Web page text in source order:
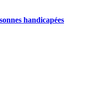
handicapées